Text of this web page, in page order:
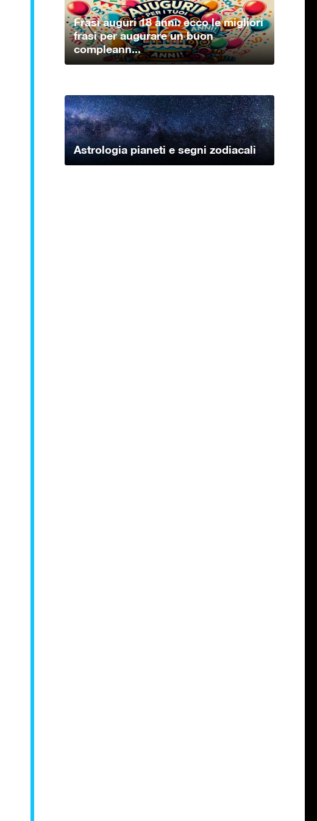
Frasi auguri 18 anni: ecco le migliori
frasi per augurare un buon
compleann...
Astrologia pianeti e segni zodiacali